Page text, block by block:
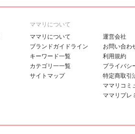
ママリについて
ママリについて
ブランドガイドライン
キーワード一覧
カテゴリ一一覧
サイトマップ
運営会社
お問い合わ
利用規約
プライバシ
特定商取引
ママリコミ
ママリプレ